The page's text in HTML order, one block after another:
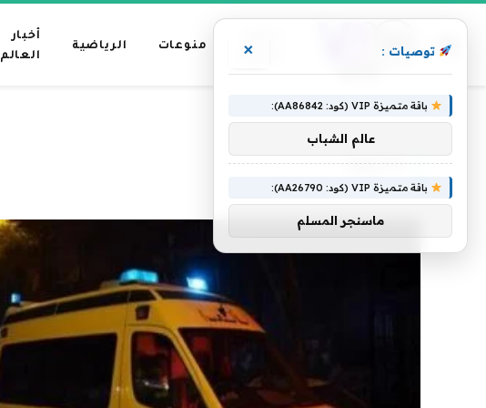
رئيسية
منوعات الرياضية
أخبار
العالم
الرئيسية » ماسورة
ماسورة
توصيات : ×
باقة متميزة VIP (كود: AA86842):
عالم الشباب
باقة متميزة VIP (كود: AA26790):
ماسنجر المسلم